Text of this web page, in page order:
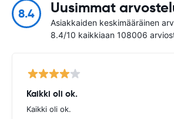
8.4 Uusimmat
Asiakkaiden keskimääräinen
8.4/10 kaikkiaan 108006
Kaikki oli ok.
Kaikki oli ok.